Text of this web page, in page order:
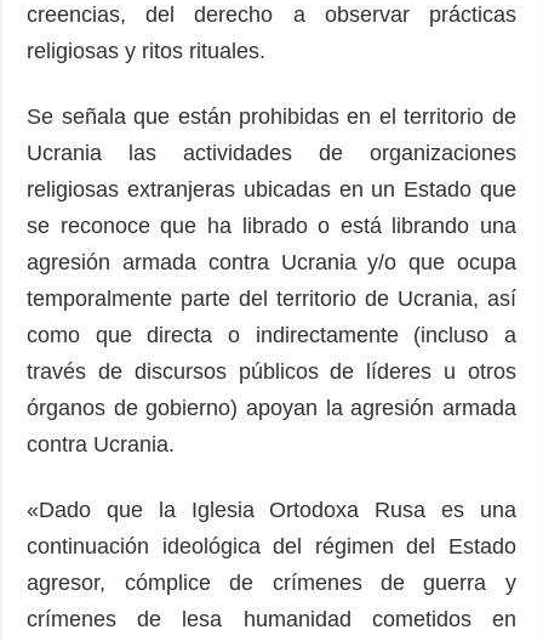
creencias, del derecho a observar prácticas
religiosas y ritos rituales.
Se señala que están prohibidas en el territorio de
Ucrania las actividades de organizaciones
religiosas extranjeras ubicadas en un Estado que
se reconoce que ha librado o está librando una
agresión armada contra Ucrania y/o que ocupa
temporalmente parte del territorio de Ucrania, así
como que directa o indirectamente (incluso a
través de discursos públicos de líderes u otros
órganos de gobierno) apoyan la agresión armada
contra Ucrania.
«Dado que la Iglesia Ortodoxa Rusa es una
continuación ideológica del régimen del Estado
agresor, cómplice de crímenes de guerra y
crímenes de lesa humanidad cometidos en